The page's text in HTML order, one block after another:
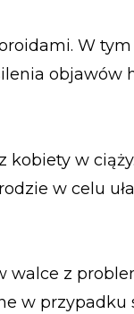
W
objawów
w
w celu
walce z
w przypadku